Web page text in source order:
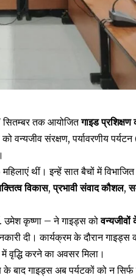
सितम्बर तक आयोजितगाइड प्रशिक्षण
वन्यजीव संरक्षण, पर्यावरणीय
थीं। इन्हें सात बैचों में
विकास,प्रभावी संवाद कौशल,
उमेश कृष्णा – ने गाइड्स कोवन्यजीवों
दी। कार्यक्रम के दौरान गाइड्स
वृद्धि करने का अवसर मिला।
बाद गाइड्स अब पर्यटकों को न